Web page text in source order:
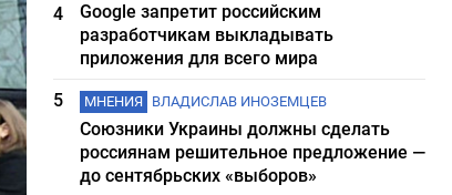
4
Google запретит российским
разработчикам выкладывать
приложения для всего мира
5
МНЕНИЯ ВЛАДИСЛАВ ИНОЗЕМЦЕВ
Союзники Украины должны сделать
россиянам решительное предложение —
до сентябрьских «выборов»